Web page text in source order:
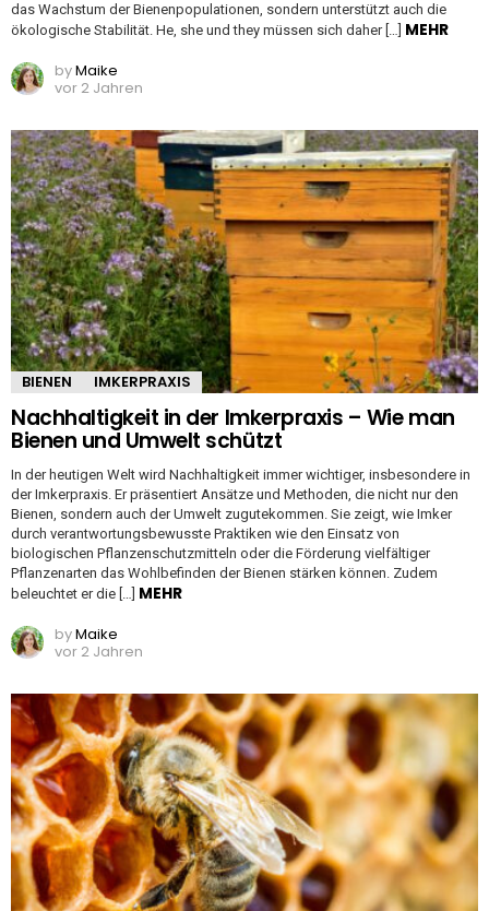
das Wachstum der Bienenpopulationen, sondern unterstützt auch die
ökologische Stabilität. He, she und they müssen sich daher […] MEHR
byMaike
vor 2 Jahren
BIENEN IMKERPRAXIS
Nachhaltigkeit in der Imkerpraxis – Wie man
Bienen und Umwelt schützt
In der heutigen Welt wird Nachhaltigkeit immer wichtiger, insbesondere in
der Imkerpraxis. Er präsentiert Ansätze und Methoden, die nicht nur den
Bienen, sondern auch der Umwelt zugutekommen. Sie zeigt, wie Imker
durch verantwortungsbewusste Praktiken wie den Einsatz von
biologischen Pflanzenschutzmitteln oder die Förderung vielfältiger
Pflanzenarten das Wohlbefinden der Bienen stärken können. Zudem
beleuchtet er die […] MEHR
byMaike
vor 2 Jahren